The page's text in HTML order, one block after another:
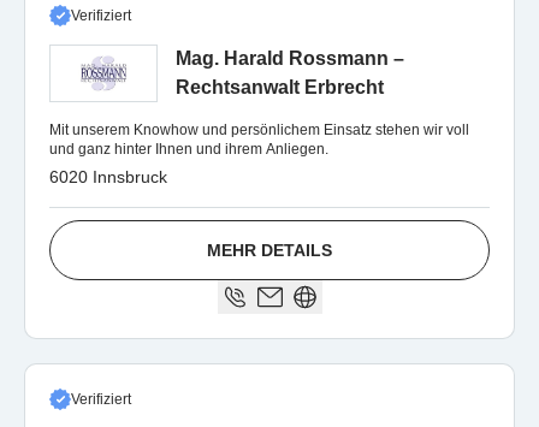
Verifiziert
Mag. Harald Rossmann –
Rechtsanwalt Erbrecht
Mit unserem Knowhow und persönlichem Einsatz stehen wir voll
und ganz hinter Ihnen und ihrem Anliegen.
6020 Innsbruck
MEHR DETAILS
Verifiziert